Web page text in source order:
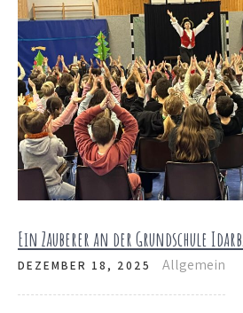
Ein Zauberer an der Grundschule
DEZEMBER 18, 2025 Allgemein